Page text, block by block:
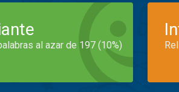
al azar de 197 (10%)